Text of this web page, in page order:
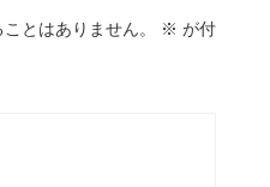
とはありません。 ※ が付